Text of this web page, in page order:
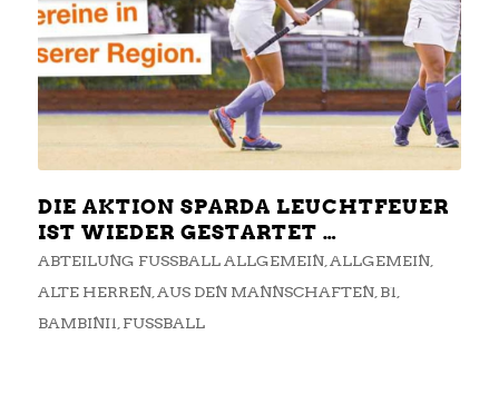
DIE AKTION SPARDA LEUCHTFEUER
IST WIEDER GESTARTET …
ABTEILUNG FUSSBALL ALLGEMEIN ,ALLGEMEIN,
ALTE HERREN,AUS DEN MANNSCHAFTEN,B1,
BAMBINI1,FUSSBALL